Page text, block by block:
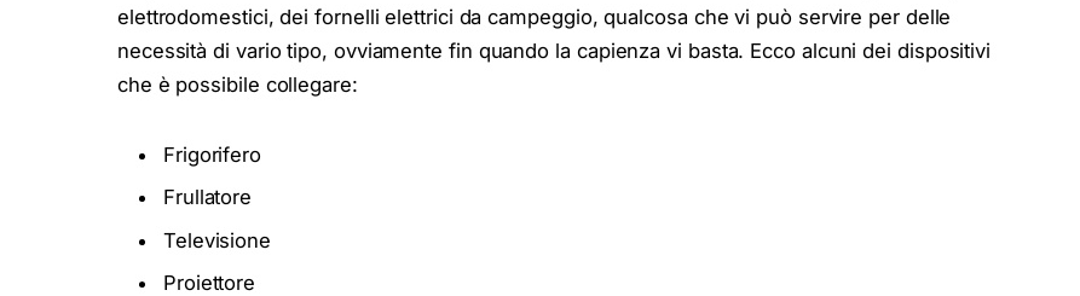
elettrodomestici, dei fornelli elettrici da campeggio, qualcosa che vi può servire per delle
necessità di vario tipo, ovviamente fin quando la capienza vi basta. Ecco alcuni dei dispositivi
che è possibile collegare:
Frigorifero
Frullatore
Televisione
Proiettore